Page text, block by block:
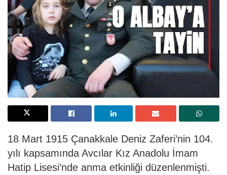
18 Mart 1915 Çanakkale Deniz Zaferi’nin 104.
yılı kapsamında Avcılar Kız Anadolu İmam
Hatip Lisesi’nde anma etkinliği düzenlenmişti.